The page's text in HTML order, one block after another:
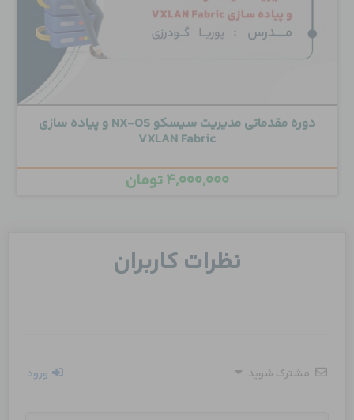
دوره مقدماتی مدیریت سیسکو NX-OS و پیاده سازی
VXLAN Fabric
۴,۰۰۰,۰۰۰تومان
نظرات کاربران
مشترک شوید ورود